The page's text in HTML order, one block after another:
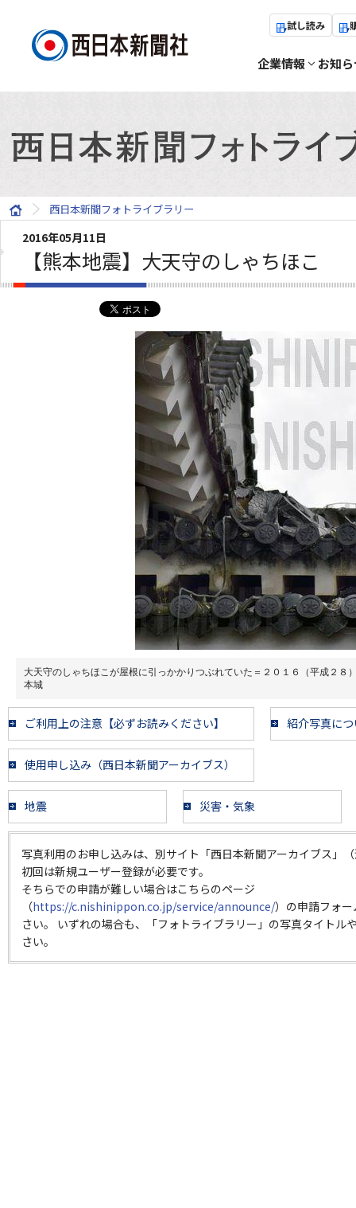
試し読み
企業情報 お知
西日本新聞フォトライブラリー
2016年05月11日
【熊本地震】大天守のしゃちほこ
大天守のしゃちほこが屋根に引っかかりつぶれていた＝２０１６（平成２８
本城
ご利用上の注意【必ずお読みください】 紹介写真に
使用申し込み（西日本新聞アーカイブス）
地震 災害・気象
写真利用のお申し込みは、別サイト「西日本新聞アーカイブス」
初回は新規ユーザー登録が必要です。
そちらでの申請が難しい場合はこちらのページ
（https://c.nishinippon.co.jp/service/announce/）の申請フォ
さい。 いずれの場合も、「フォトライブラリー」の写真タイトル
さい。